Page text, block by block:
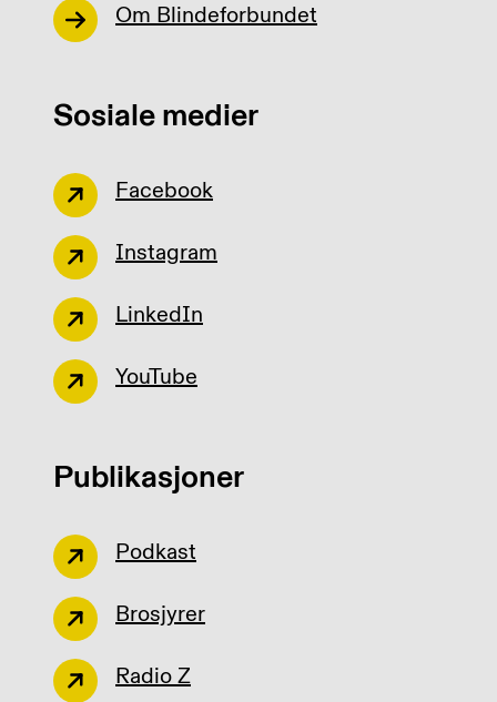
Om Blindeforbundet
Sosiale medier
Facebook
Instagram
LinkedIn
YouTube
Publikasjoner
Podkast
Brosjyrer
Radio Z